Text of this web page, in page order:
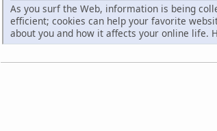
As you surf the Web, information is being
efficient; cookies can help your favorite
about you and how it affects your online life.